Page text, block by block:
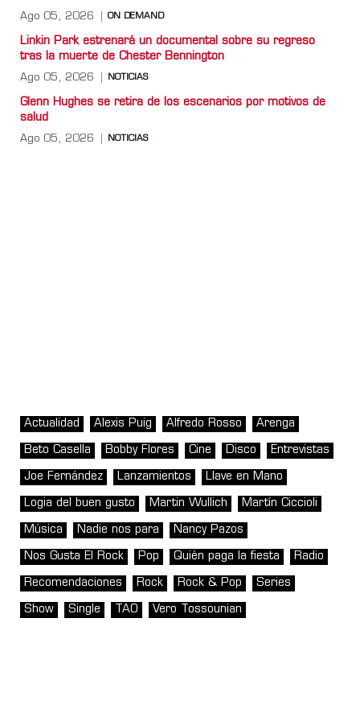
Ago 05, 2026 ON DEMAND
Linkin Park estrenará un documental sobre su regreso
tras la muerte de Chester Bennington
Ago 05, 2026 NOTICIAS
Glenn Hughes se retira de los escenarios por motivos de
salud
Ago 05, 2026 NOTICIAS
Actualidad Alexis Puig Alfredo Rosso Arenga
Beto Casella Bobby Flores Cine Disco Entrevistas
Joe Fernández Lanzamientos Llave en Mano
Logia del buen gusto Martin Wullich Martín Ciccioli
Música Nadie nos para Nancy Pazos
Nos Gusta El Rock Pop Quién paga la fiesta Radio
Recomendaciones Rock Rock & Pop Series
Show Single TAO Vero Tossounian